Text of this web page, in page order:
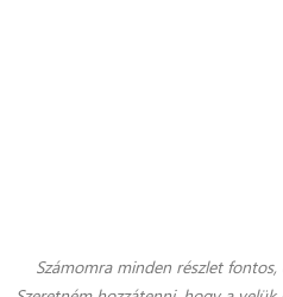
Számomra minden részlet